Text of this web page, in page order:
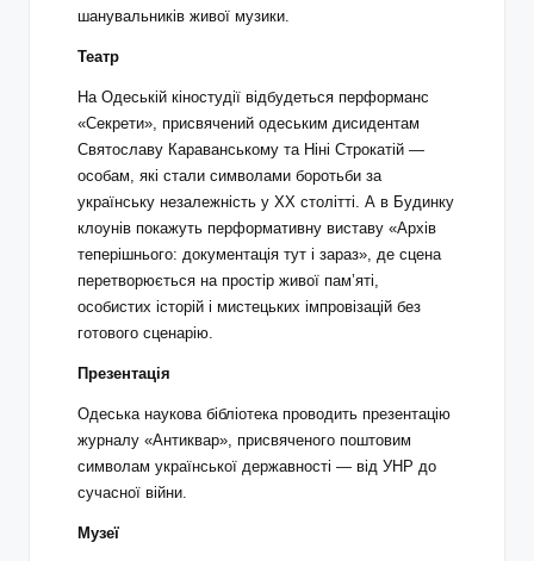
шанувальників живої музики.
Театр
На Одеській кіностудії відбудеться перформанс
«Секрети», присвячений одеським дисидентам
Святославу Караванському та Ніні Строкатій —
особам, які стали символами боротьби за
українську незалежність у ХХ столітті. А в Будинку
клоунів покажуть перформативну виставу «Архів
теперішнього: документація тут і зараз», де сцена
перетворюється на простір живої пам’яті,
особистих історій і мистецьких імпровізацій без
готового сценарію.
Презентація
Одеська наукова бібліотека проводить презентацію
журналу «Антиквар», присвяченого поштовим
символам української державності — від УНР до
сучасної війни.
Музеї